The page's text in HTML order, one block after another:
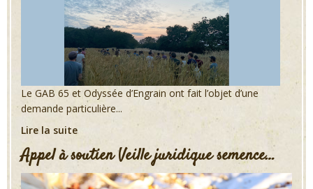
Le GAB 65 et Odyssée d’Engrain ont fait l’objet d’une
demande particulière...
Lire la suite
Appel à soutien Veille juridique semence…